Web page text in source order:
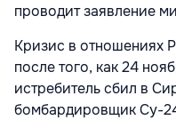
проводит заявление
Кризис в отношениях
после того, как 24
истребитель сбил в
бомбардировщик Су-